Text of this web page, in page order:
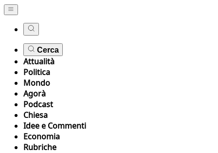
Cerca
Attualità
Politica
Mondo
Agorà
Podcast
Chiesa
Idee e Commenti
Economia
Rubriche